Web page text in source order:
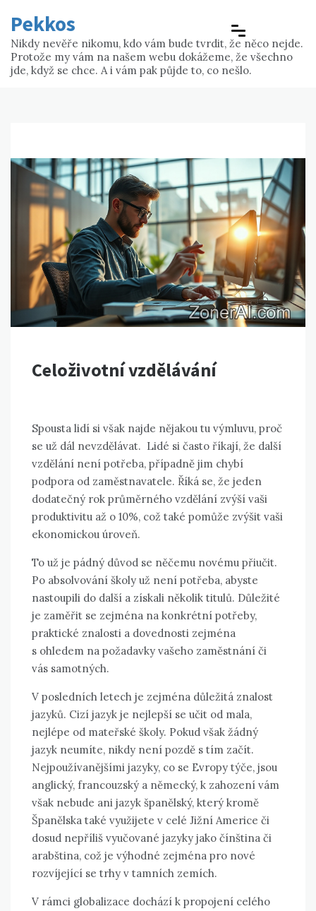
content
Pekkos
Nikdy nevěře nikomu, kdo vám bude tvrdit, že něco nejde.
Protože my vám na našem webu dokážeme, že všechno
jde, když se chce. A i vám pak půjde to, co nešlo.
Celoživotní vzdělávání
Spousta lidí si však najde nějakou tu výmluvu, proč
se už dál nevzdělávat. Lidé si často říkají, že další
vzdělání není potřeba, případně jim chybí
podpora od zaměstnavatele. Říká se, že jeden
dodatečný rok průměrného vzdělání zvýší vaši
produktivitu až o 10%, což také pomůže zvýšit vaši
ekonomickou úroveň.
To už je pádný důvod se něčemu novému přiučit.
Po absolvování školy už není potřeba, abyste
nastoupili do další a získali několik titulů. Důležité
je zaměřit se zejména na konkrétní potřeby,
praktické znalosti a dovednosti zejména
s ohledem na požadavky vašeho zaměstnání či
vás samotných.
V posledních letech je zejména důležitá znalost
jazyků. Cizí jazyk je nejlepší se učit od mala,
nejlépe od mateřské školy. Pokud však žádný
jazyk neumíte, nikdy není pozdě s tím začít.
Nejpoužívanějšími jazyky, co se Evropy týče, jsou
anglický, francouzský a německý, k zahození vám
však nebude ani jazyk španělský, který kromě
Španělska také využijete v celé Jižní Americe či
dosud nepříliš vyučované jazyky jako čínština či
arabština, což je výhodné zejména pro nové
rozvíjející se trhy v tamních zemích.
V rámci globalizace dochází k propojení celého